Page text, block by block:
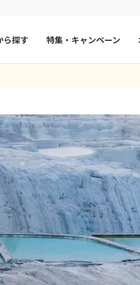
イギリス
オーストリア
アイスランド
ノルウェー
ギリシャ
ブルガリア
ルツェゴビナ セルビア
ら探す 特集・キャンペーン
日 月 火 水
木
1
6
7 8 9
10
13
14 15 16
17
20
21 22 23
24
27
28 29 30
観で、非日常を味わえました。念
製品、絨毯、トルコ石の店では、
がかかるので、まず予算を聞いて
ましたイスタンブールでの滞在時
観光となってしまった点だけが
ければ感激なく素通りしたかもし
のバルーンツアーは必須ですね。
間、同じドライバーさんで安心
ない「革工場」に案内され、ファ
弱い方は断れないかも。・カッパ
タイム。こちらも購入はしていま
レー(下車)とアヴァノスの町散策
工芸を紹介したかったのだと思い
原因だと思います。貴重な時間を
す。